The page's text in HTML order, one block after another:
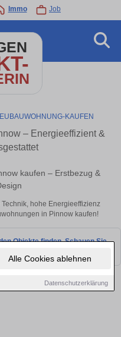
Alle Cookies ablehnen
Datenschutzerklärung
Immo Job
KAUFEN
– Energieeffizient &
kaufen – Erstbezug &
hohe Energieeffizienz
in Pinnow kaufen!
Objekte finden. Schauen Sie